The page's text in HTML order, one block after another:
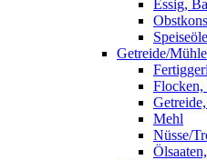
Essig,
Getreide/
Flocken,
Mehl
Nüsse/